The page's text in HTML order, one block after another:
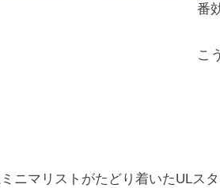
番
こ
ニマリストがたどり着いたULス